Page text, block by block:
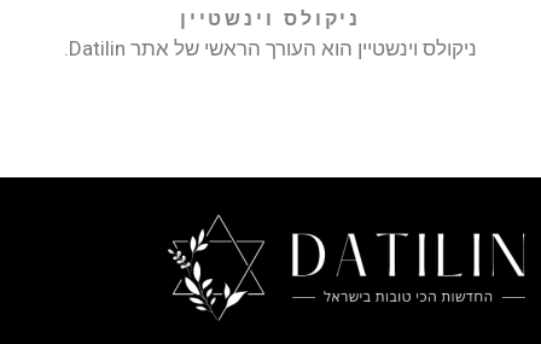
ניקולס וינשטיין
ניקולס וינשטיין הוא העורך הראשי של אתר Datilin.